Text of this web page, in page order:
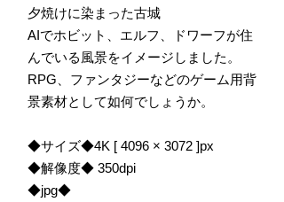
夕焼けに染まった古城
AIでホビット、エルフ、ドワーフが住
んでいる風景をイメージしました。
RPG、ファンタジーなどのゲーム用背
景素材として如何でしょうか。
◆サイズ◆4K [ 4096 × 3072 ]px
◆解像度◆ 350dpi
◆jpg◆